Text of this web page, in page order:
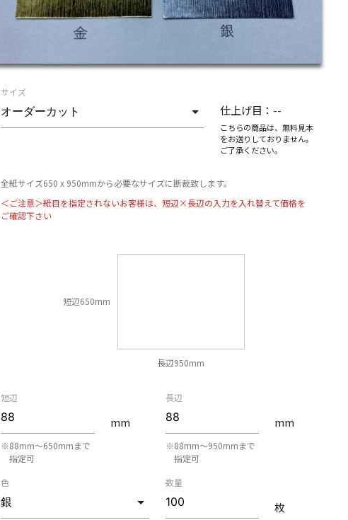
サイズ
仕上げ目： --
こちらの商品は、無料見本
をお送りしておりません。
ご了承ください。
全紙サイズ650 x 950mmから必要なサイズに断裁致します。
＜ご注意＞紙目を指定されないお客様は、短辺×長辺の入力を入れ替えて価格を
ご確認下さい
短辺650mm
長辺950mm
短辺
※88mm〜650mmまで
指定可
mm
長辺
※88mm〜950mmまで
指定可
mm
色 数量
枚